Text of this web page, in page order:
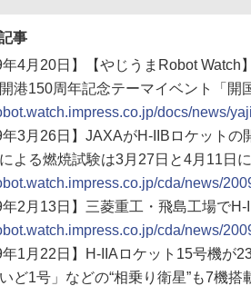
事
年4月20日】【やじうまRobot
港150周年記念テーマイベント「開
docs/news/
年3月26日】JAXAがH-IIBロケットの
よる燃焼試験は3月27日と4月11日
cda/news/
年2月13日】三菱重工・飛島工場で
cda/news/
年1月22日】H-IIAロケット15号機が
ど1号」などの“相乗り衛星”も7機搭